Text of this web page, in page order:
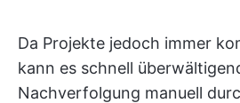
Da Projekte jedoch immer
kann es schnell
Nachverfolgung manuell